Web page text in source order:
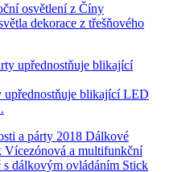
dekorace z třešňového
upřednostňuje blikající LED